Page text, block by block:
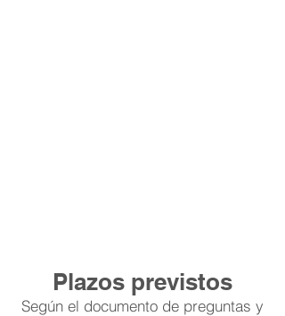
Plazos previstos
Según el documento de preguntas y